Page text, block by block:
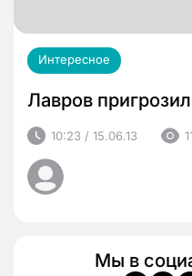
Интересное
Лавров
10:23 / 15.06.13
Мы в